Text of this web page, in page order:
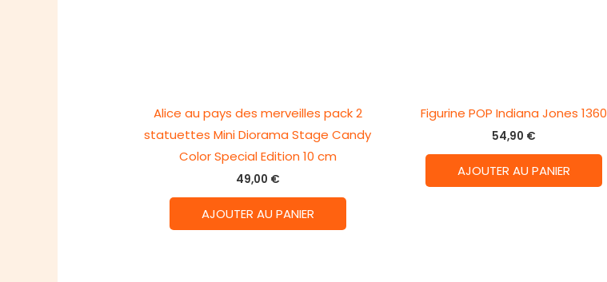
Alice au pays des merveilles pack 2
statuettes Mini Diorama Stage Candy
Color Special Edition 10 cm
49,00 €
AJOUTER AU PANIER
Figurine POP Indiana Jones 1360
54,90 €
AJOUTER AU PANIER